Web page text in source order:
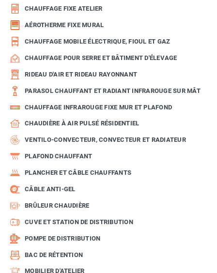
CHAUFFAGE FIXE ATELIER
AÉROTHERME FIXE MURAL
CHAUFFAGE MOBILE ÉLECTRIQUE, FIOUL ET GAZ
CHAUFFAGE POUR SERRE ET BÂTIMENT D'ÉLEVAGE
RIDEAU D'AIR ET RIDEAU RAYONNANT
PARASOL CHAUFFANT ET RADIANT INFRAROUGE SUR MÂT
CHAUFFAGE INFRAROUGE FIXE MUR ET PLAFOND
CHAUDIÈRE À AIR PULSÉ RÉSIDENTIEL
VENTILO-CONVECTEUR, CONVECTEUR ET RADIATEUR
PLAFOND CHAUFFANT
PLANCHER ET CÂBLE CHAUFFANTS
CÂBLE ANTI-GEL
BRÛLEUR CHAUDIÈRE
CUVE ET STATION DE DISTRIBUTION
POMPE DE DISTRIBUTION
BAC DE RÉTENTION
MOBILIER D'ATELIER